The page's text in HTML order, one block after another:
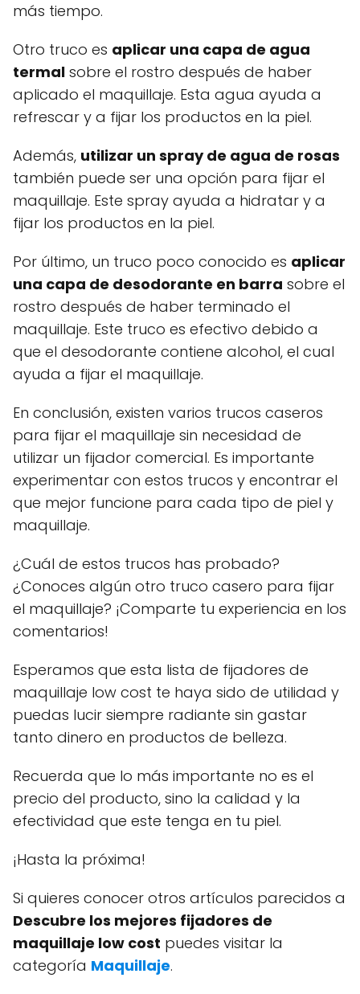
más tiempo.
Otro truco es aplicar una capa de agua
termal sobre el rostro después de haber
aplicado el maquillaje. Esta agua ayuda a
refrescar y a fijar los productos en la piel.
Además, utilizar un spray de agua de rosas
también puede ser una opción para fijar el
maquillaje. Este spray ayuda a hidratar y a
fijar los productos en la piel.
Por último, un truco poco conocido es aplicar
una capa de desodorante en barra sobre el
rostro después de haber terminado el
maquillaje. Este truco es efectivo debido a
que el desodorante contiene alcohol, el cual
ayuda a fijar el maquillaje.
En conclusión, existen varios trucos caseros
para fijar el maquillaje sin necesidad de
utilizar un fijador comercial. Es importante
experimentar con estos trucos y encontrar el
que mejor funcione para cada tipo de piel y
maquillaje.
¿Cuál de estos trucos has probado?
¿Conoces algún otro truco casero para fijar
el maquillaje? ¡Comparte tu experiencia en los
comentarios!
Esperamos que esta lista de fijadores de
maquillaje low cost te haya sido de utilidad y
puedas lucir siempre radiante sin gastar
tanto dinero en productos de belleza.
Recuerda que lo más importante no es el
precio del producto, sino la calidad y la
efectividad que este tenga en tu piel.
¡Hasta la próxima!
Si quieres conocer otros artículos parecidos a
Descubre los mejores fijadores de
maquillaje low cost puedes visitar la
categoría Maquillaje.